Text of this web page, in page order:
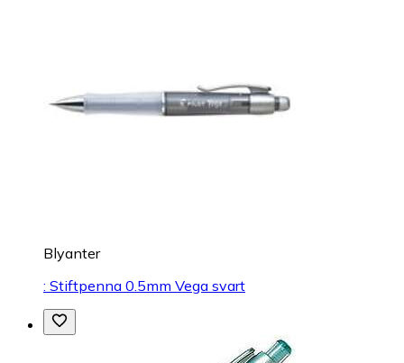
Blyanter
: Stiftpenna 0.5mm Vega svart